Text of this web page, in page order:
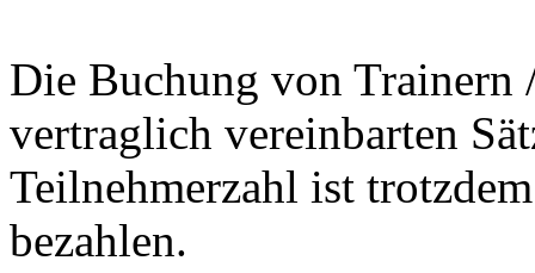
Die Buchung von Trainern
vertraglich vereinbarten
Teilnehmerzahl ist
bezahlen.